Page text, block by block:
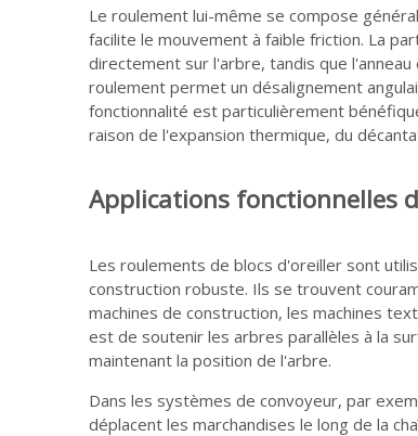
Le roulement lui-même se compose
facilite le mouvement à faible friction. La
directement sur l'arbre, tandis que
roulement permet un désalignement
fonctionnalité est particulièrement
raison de l'expansion thermique, du
Applications fonctionnelles
Les roulements de blocs d'oreiller sont
construction robuste. Ils se trouvent
machines de construction, les machines
est de soutenir les arbres parallèles à la
maintenant la position de l'arbre.
Dans les systèmes de convoyeur, par
déplacent les marchandises le long de la